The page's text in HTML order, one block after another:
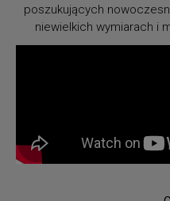
poszukujących
niewielkich wymiarach i